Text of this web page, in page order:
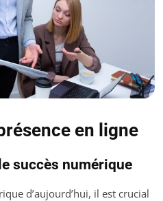
en ligne
succès numérique
d’aujourd’hui, il est crucial